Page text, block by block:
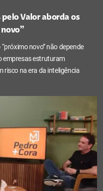
Valor aborda os
novo” não depende
empresas estruturam
risco na era da inteligência